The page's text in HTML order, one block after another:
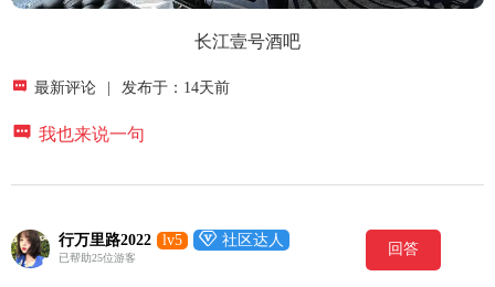
长江壹号酒吧
 最新评论 | 发布于：14天前
 我也来说一句
行万里路2022 lv5  社区达人
已帮助25位游客
回答